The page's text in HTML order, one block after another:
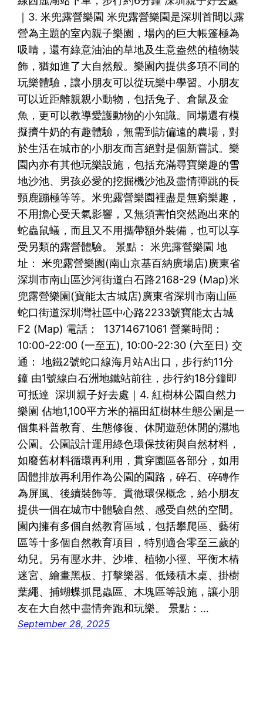
｜3. 米兜露營樂園 米兜露營樂園是深圳首間以露
營為主題的室內親子樂園，場內的巨大帳篷極為
吸晴，還有綠意油油的草地及生意盎然的植物裝
飾，猶如進了大自然般。樂園內提供多項不同的
玩樂體驗，讓小朋友可以從玩樂中學習。小朋友
可以近距離親親小動物，包括兔子、倉鼠及金
魚，更可以教導愛護動物的小知識。同場還有模
擬擠牛奶的有趣體驗，無需到訪偏遠的農場，對
於生活在城市的小朋友而言絕對是個新嘗試。樂
園內亦有其他玩樂設施，包括充滿尋寶樂趣的雪
地沙池、男孩必愛的挖掘機沙池及盡情彈跳的長
頸鹿蹦極等等。米兜露營樂園裡盡是無窮樂趣，
不用擔心受天氣影響，又無須害怕突然跑出來的
蛇蟲鼠蟻，而且又不用攜帶額外裝備，也可以享
受另類的露營體驗。 景點： 米兜露營樂園 地
址： 米兜露營樂園(南山京基百納廣場店)廣東省
深圳市南山區沙河街道白石路2168-29 (Map)米
兜露營樂園(寶能太古城店)廣東省深圳市南山區
蛇口街道深圳灣社區中心路2233號寶能太古城
F2 (Map) 電話： 13714671061 營業時間：
10:00-22:00 (一至五), 10:00-22:30 (六至日) 交
通： 地鐵2號蛇口線海月站A出口，步行約11分
鐘 由1號線白石洲地鐵站前往，步行約18分鐘即
可抵達 深圳親子好去處｜4. 紅樹林公園自然力
樂園 佔地1,100平方米的福田紅樹​​林生態公園是一
個集科普教育、生態修復、休閒遊憩休閒的濕地
公園。公園設計運用綠色環保技術與自然材料，
如廢舊材料循環再利用，貫穿園區各部分，如用
固體排放再利用作為公園的園路，碎石、碎磚作
為屏風、後續裝飾等。貫徹環保概念，給小朋友
提供一個在城市中體驗自然、感受自然的空間。
園內擁有多個自然教育區域，包括攀爬區、藝術
區等十多個自然教育項目，特別適合零至三歲的
幼兒。另有壓水井、沙堆、植物小徑、平衡木樁
迷宮、繪畫黑板、打擊樂器、低矮積木桌、掛樹
葉繩、捕蝴蝶抓昆蟲區、木塊區等設施，讓小朋
友在大自然中盡情奔跑和玩樂。 景點：…
September 28, 2025